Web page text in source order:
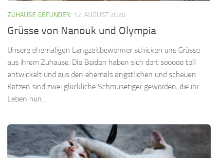
ZUHAUSE GEFUNDEN 12. AUGUST 2020
Grüsse von Nanouk und Olympia
Unsere ehemaligen Langzeitbewohner schicken uns Grüsse
aus ihrem Zuhause. Die Beiden haben sich dort sooooo toll
entwickelt und aus den ehemals ängstlichen und scheuen
Katzen sind zwei glückliche Schmusetiger geworden, die ihr
Leben nun...